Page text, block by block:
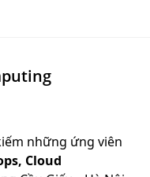
những ứng viên
Cloud